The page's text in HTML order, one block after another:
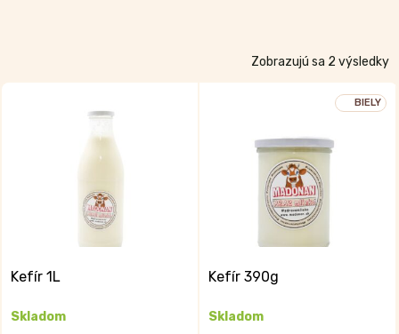
Zobrazujú sa 2 výsledky
Kefír 1L
Skladom
BIELY
Kefír 390g
Skladom